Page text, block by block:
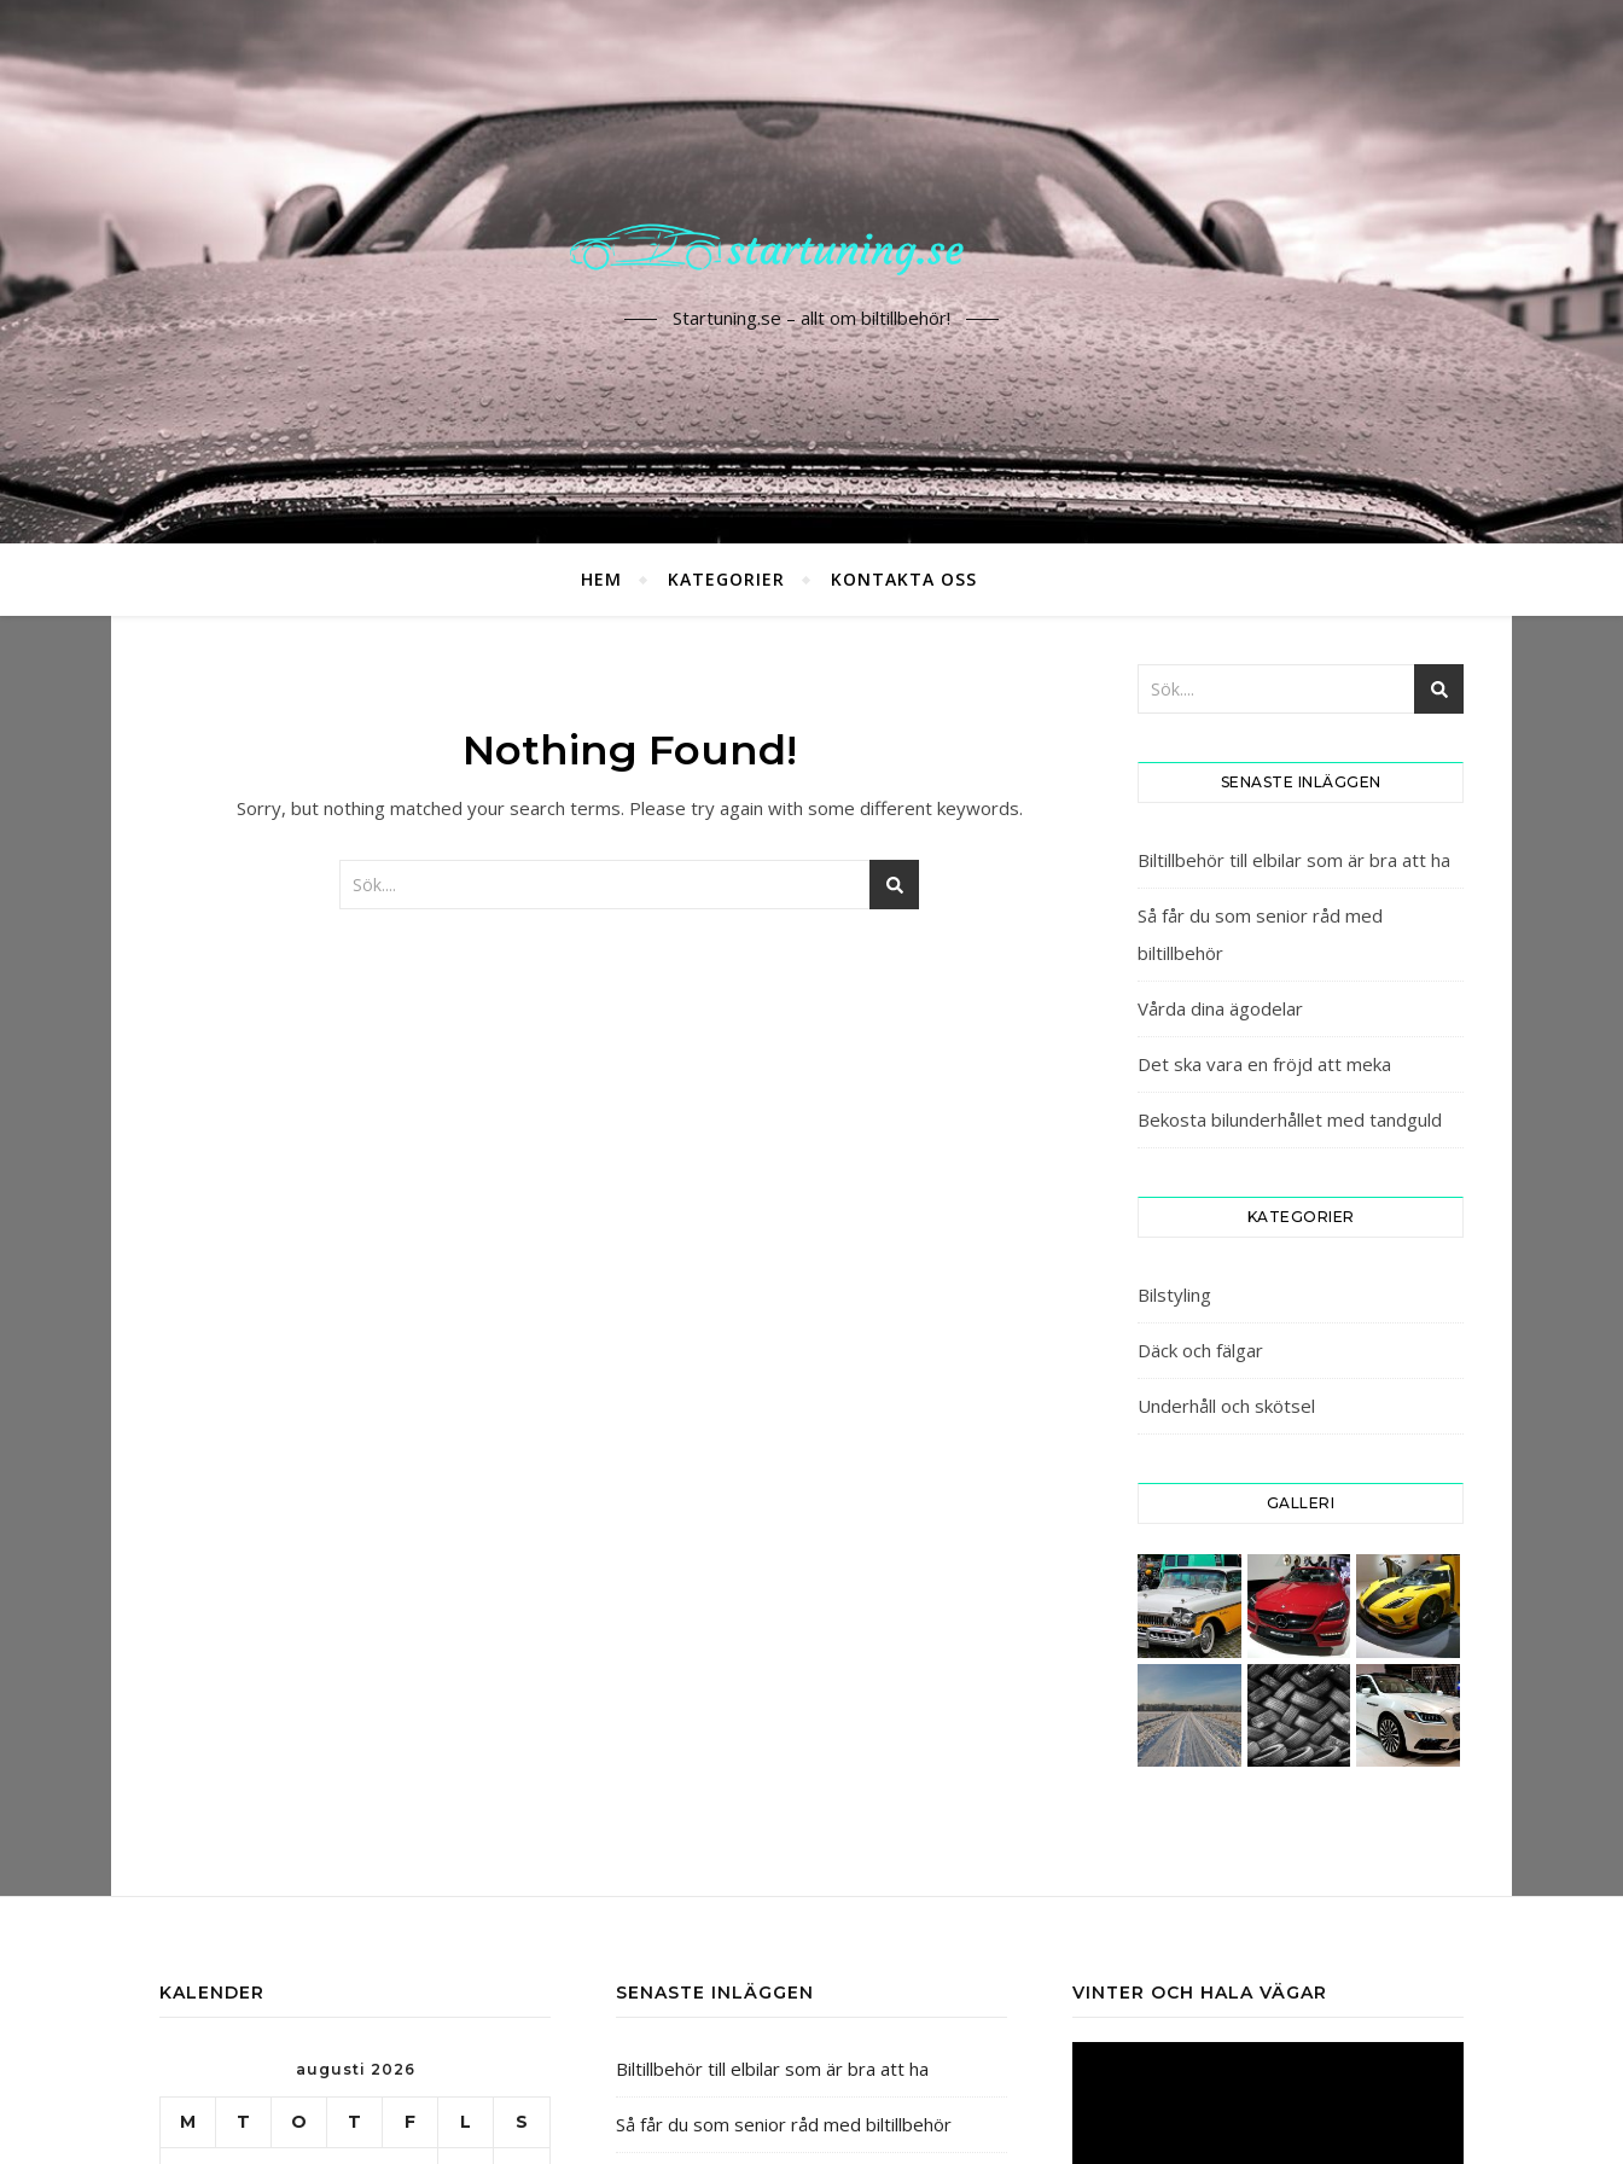
Startuning.se – allt om biltillbehör!
HEM KATEGORIER KONTAKTA OSS
Nothing Found!
Sorry, but nothing matched your search terms. Please try again with some different keywords.
SENASTE INLÄGGEN
Biltillbehör till elbilar som är bra att ha
Så får du som senior råd med
biltillbehör
Vårda dina ägodelar
Det ska vara en fröjd att meka
Bekosta bilunderhållet med tandguld
KATEGORIER
Bilstyling
Däck och fälgar
Underhåll och skötsel
GALLERI
KALENDER
augusti 2026
M T O T F L S
SENASTE INLÄGGEN
Biltillbehör till elbilar som är bra att ha
Så får du som senior råd med biltillbehör
VINTER OCH HALA VÄGAR